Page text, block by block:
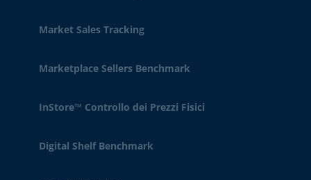
Market Sales Tracking
Marketplace Sellers Benchmark
InStore™ Controllo dei Prezzi Fisici
Digital Shelf Benchmark